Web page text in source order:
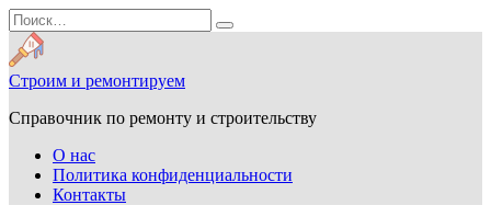
Перейти
к
содержанию
Search
for:
Строим и ремонтируем
Справочник по ремонту и строительству
О нас
Политика конфиденциальности
Контакты